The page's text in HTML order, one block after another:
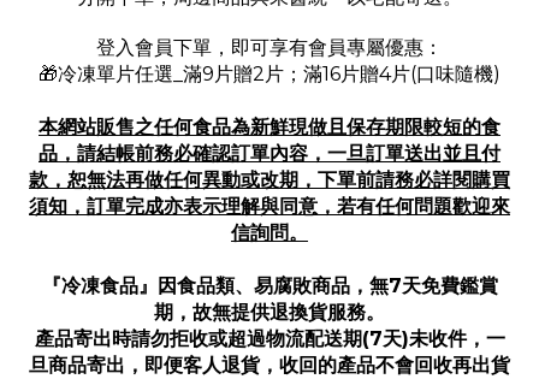
登入會員下單，即可享有會員專屬優惠：
🎁冷凍單片任選_滿9片贈2片；滿16片贈4片(口味隨機)
本網站販售之任何食品為新鮮現做且保存期限較短的食
品，請結帳前務必確認訂單內容，一旦訂單送出並且付
款，恕無法再做任何異動或改期，下單前請務必詳閱購買
須知，訂單完成亦表示理解與同意，若有任何問題歡迎來
信詢問。
『冷凍食品』因食品類、易腐敗商品，無7天免費鑑賞
期，故無提供退換貨服務。
產品寄出時請勿拒收或超過物流配送期(7天)未收件，一
旦商品寄出，即便客人退貨，收回的產品不會回收再出貨